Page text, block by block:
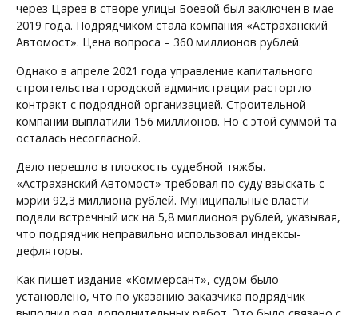
через Царев в створе улицы Боевой был заключен в мае
2019 года. Подрядчиком стала компания «Астраханский
Автомост». Цена вопроса – 360 миллионов рублей.
Однако в апреле 2021 года управление капитального
строительства городской администрации расторгло
контракт с подрядной организацией. Строительной
компании выплатили 156 миллионов. Но с этой суммой та
осталась несогласной.
Дело перешло в плоскость судебной тяжбы.
«Астраханский Автомост» требовал по суду взыскать с
мэрии 92,3 миллиона рублей. Муниципальные власти
подали встречный иск на 5,8 миллионов рублей, указывая,
что подрядчик неправильно использовал индексы-
дефляторы.
Как пишет издание «Коммерсант», судом было
установлено, что по указанию заказчика подрядчик